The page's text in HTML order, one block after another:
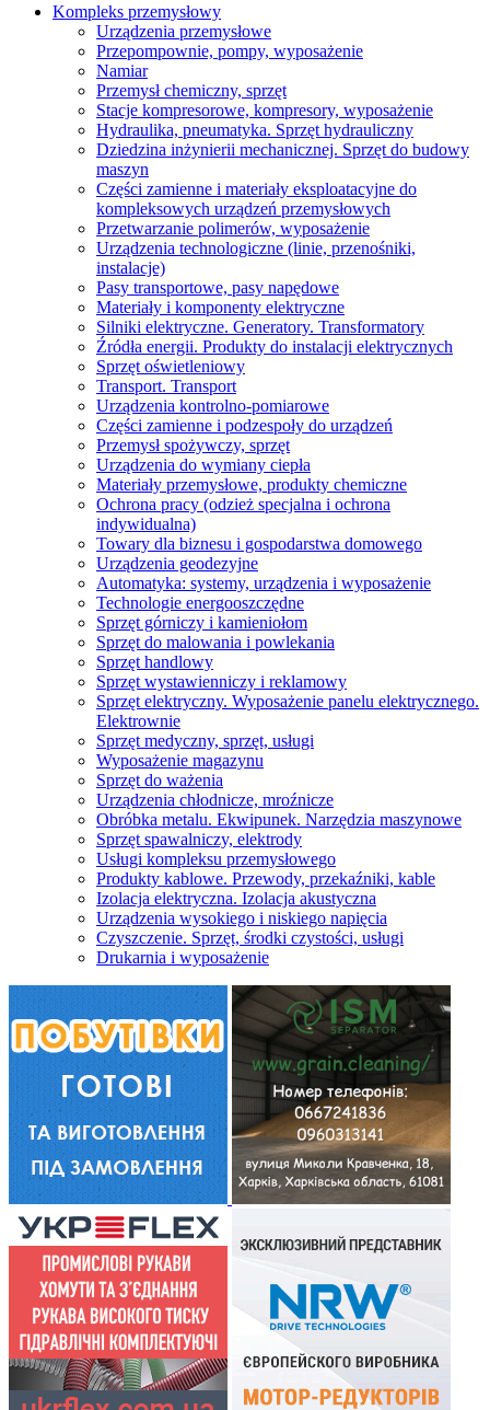
Kompleks przemysłowy
Urządzenia przemysłowe
Przepompownie, pompy, wyposażenie
Namiar
Przemysł chemiczny, sprzęt
Stacje kompresorowe, kompresory, wyposażenie
Hydraulika, pneumatyka. Sprzęt hydrauliczny
Dziedzina inżynierii mechanicznej. Sprzęt do budowy
maszyn
Części zamienne i materiały eksploatacyjne do
kompleksowych urządzeń przemysłowych
Przetwarzanie polimerów, wyposażenie
Urządzenia technologiczne (linie, przenośniki,
instalacje)
Pasy transportowe, pasy napędowe
Materiały i komponenty elektryczne
Silniki elektryczne. Generatory. Transformatory
Źródła energii. Produkty do instalacji elektrycznych
Sprzęt oświetleniowy
Transport. Transport
Urządzenia kontrolno-pomiarowe
Części zamienne i podzespoły do ​​urządzeń
Przemysł spożywczy, sprzęt
Urządzenia do wymiany ciepła
Materiały przemysłowe, produkty chemiczne
Ochrona pracy (odzież specjalna i ochrona
indywidualna)
Towary dla biznesu i gospodarstwa domowego
Urządzenia geodezyjne
Automatyka: systemy, urządzenia i wyposażenie
Technologie energooszczędne
Sprzęt górniczy i kamieniołom
Sprzęt do malowania i powlekania
Sprzęt handlowy
Sprzęt wystawienniczy i reklamowy
Sprzęt elektryczny. Wyposażenie panelu elektrycznego.
Elektrownie
Sprzęt medyczny, sprzęt, usługi
Wyposażenie magazynu
Sprzęt do ważenia
Urządzenia chłodnicze, mroźnicze
Obróbka metalu. Ekwipunek. Narzędzia maszynowe
Sprzęt spawalniczy, elektrody
Usługi kompleksu przemysłowego
Produkty kablowe. Przewody, przekaźniki, kable
Izolacja elektryczna. Izolacja akustyczna
Urządzenia wysokiego i niskiego napięcia
Czyszczenie. Sprzęt, środki czystości, usługi
Drukarnia i wyposażenie